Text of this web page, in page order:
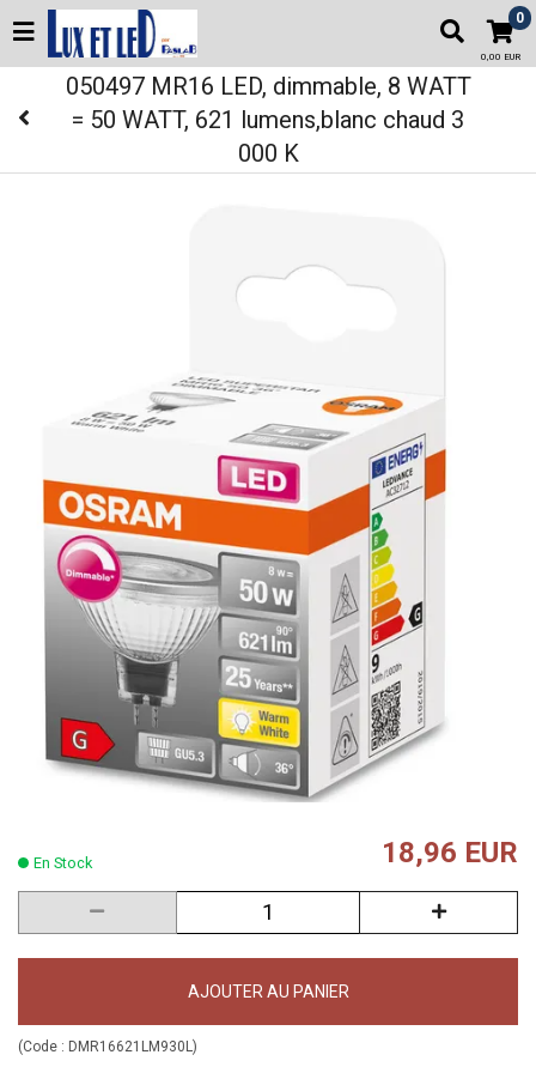
0
0,00 EUR
050497 MR16 LED, dimmable, 8 WATT
= 50 WATT, 621 lumens,blanc chaud 3
000 K
En Stock 18,96 EUR
AJOUTER AU PANIER
(Code : DMR16621LM930L )